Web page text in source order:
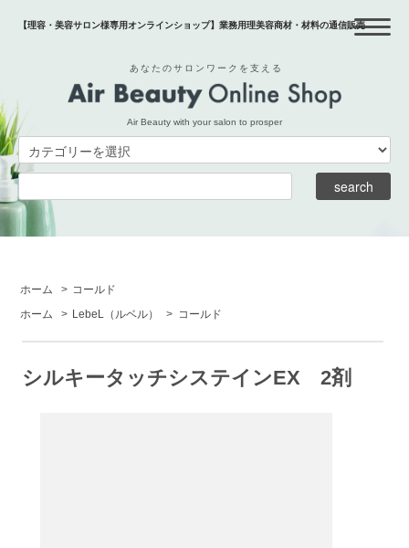
【理容・美容サロン様専用オンラインショップ】業務用理美容商材・材料の通信販売
あなたのサロンワークを支える
Air Beauty with your salon to prosper
ホーム > コールド
ホーム
> LebeL （ルベル） > コールド
シルキータッチシステインEX 2剤